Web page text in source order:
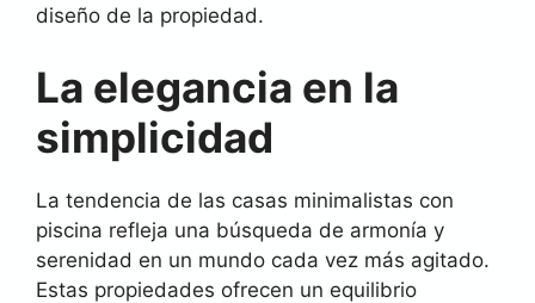
diseño de la propiedad.
La elegancia en la
simplicidad
La tendencia de las casas minimalistas con
piscina refleja una búsqueda de armonía y
serenidad en un mundo cada vez más agitado.
Estas propiedades ofrecen un equilibrio